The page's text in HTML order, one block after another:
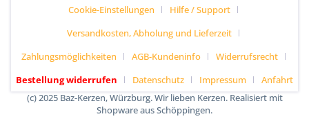
Cookie-Einstellungen
Hilfe / Support
Versandkosten, Abholung und Lieferzeit
Zahlungsmöglichkeiten
AGB-Kundeninfo
Widerrufsrecht
Bestellung widerrufen
Datenschutz Impressum
Anfahrt
(c) 2025 Baz-Kerzen, Würzburg. Wir lieben Kerzen. Realisiert mit
Shopware aus Schöppingen.